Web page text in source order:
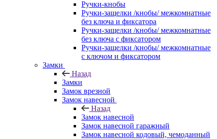
Ручки-кнобы
Ручки-защелки /кнобы/ межкомнатные
без ключа и фиксатора
Ручки-защелки /кнобы/ межкомнатные
без ключа с фиксатором
Ручки-защелки /кнобы/ межкомнатные
с ключом и фиксатором
Замки
Назад
Замки
Замок врезной
Замок навесной
Назад
Замок навесной
Замок навесной гаражный
Замок навесной кодовый, чемоданный